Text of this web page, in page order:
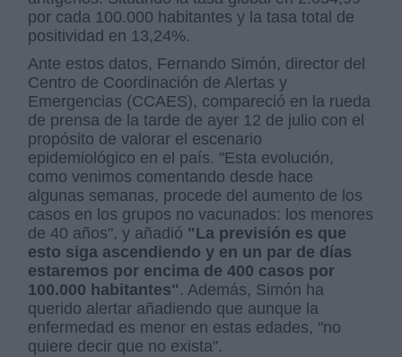
por cada 100.000 habitantes y la tasa total de
positividad en 13,24%.
Ante estos datos, Fernando Simón, director del
Centro de Coordinación de Alertas y
Emergencias (CCAES), compareció en la rueda
de prensa de la tarde de ayer 12 de julio con el
propósito de valorar el escenario
epidemiológico en el país. "Esta evolución,
como venimos comentando desde hace
algunas semanas, procede del aumento de los
casos en los grupos no vacunados: los menores
de 40 años", y añadió "La previsión es que
esto siga ascendiendo y en un par de días
estaremos por encima de 400 casos por
100.000 habitantes" . Además, Simón ha
querido alertar añadiendo que aunque la
enfermedad es menor en estas edades, "no
quiere decir que no exista".